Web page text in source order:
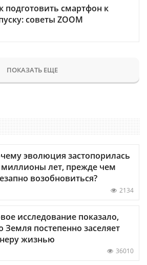
подготовить смартфон к
советы ZOOM
ПОКАЗАТЬ ЕЩЕ
эволюция застопорилась
миллионы лет, прежде чем
возобновиться?
2134
исследование показало,
Земля постепенно заселяет
жизнью
36010